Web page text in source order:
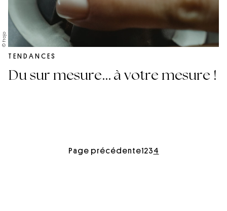
© Frojo
TENDANCES
Du sur mesure… à votre mesure !
Page précédente1234